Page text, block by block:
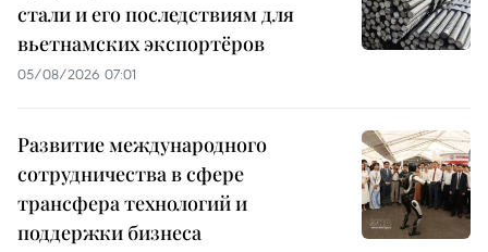
стали и его последствиям для
вьетнамских экспортёров
05/08/2026 07:01
Развитие международного
сотрудничества в сфере
трансфера технологий и
поддержки бизнеса